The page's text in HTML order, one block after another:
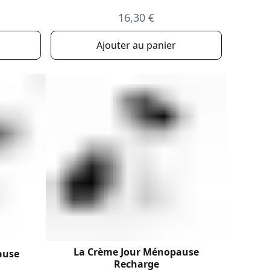
16,30 €
Ajouter au panier
La Crème Jour Ménopause
Recharge